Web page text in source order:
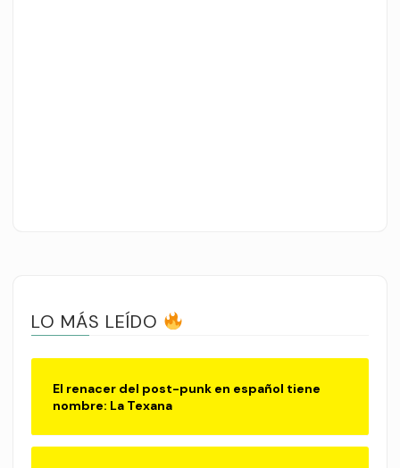
LO MÁS LEÍDO
El renacer del post-punk en español tiene
nombre: La Texana